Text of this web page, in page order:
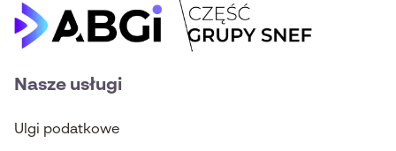
Nasze usługi
Ulgi podatkowe